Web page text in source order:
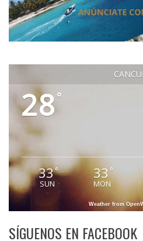
28°
33°
SUN
33°
MON
Weather from
SÍGUENOS EN FACEBOOK